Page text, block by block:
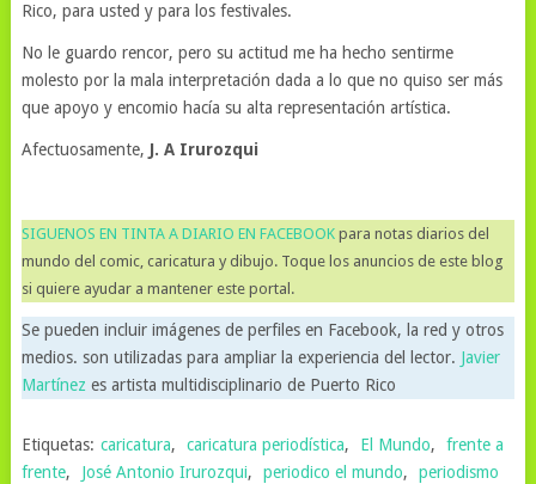
Rico, para usted y para los festivales.
No le guardo rencor, pero su actitud me ha hecho sentirme
molesto por la mala interpretación dada a lo que no quiso ser más
que apoyo y encomio hacía su alta representación artística.
Afectuosamente, J. A Irurozqui
SIGUENOS EN TINTA A DIARIO EN FACEBOOKpara notas diarios del
mundo del comic, caricatura y dibujo. Toque los anuncios de este blog
si quiere ayudar a mantener este portal.
Se pueden incluir imágenes de perfiles en Facebook, la red y otros
medios. son utilizadas para ampliar la experiencia del lector. Javier
Martínez es artista multidisciplinario de Puerto Rico
Etiquetas: caricatura, caricatura periodística, El Mundo,
frente a
frente, José Antonio Irurozqui, periodico el mundo, periodismo